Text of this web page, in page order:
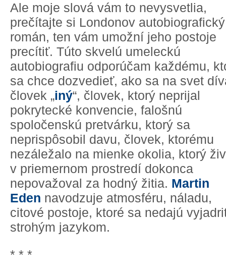
Ale moje slová vám to nevysvetlia,
prečítajte si Londonov autobiografický
román, ten vám umožní jeho postoje
precítiť. Túto skvelú umeleckú
autobiografiu odporúčam každému,
sa chce dozvedieť, ako sa na svet
človek „iný“, človek, ktorý neprijal
pokrytecké konvencie, falošnú
spoločenskú pretvárku, ktorý sa
neprispôsobil davu, človek, ktorému
nezáležalo na mienke okolia, ktorý
v priemernom prostredí dokonca
nepovažoval za hodný žitia. Martin
Eden navodzuje atmosféru, náladu,
citové postoje, ktoré sa nedajú
strohým jazykom.
* * *